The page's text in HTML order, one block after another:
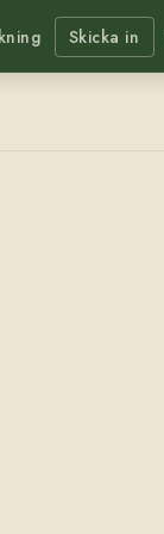
Skicka in